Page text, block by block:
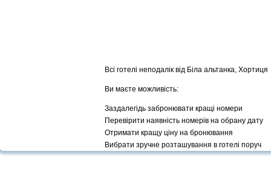
Всі готелі неподалік від Біла альтанка, Хортиця
Ви маєте можливість:
Заздалегідь забронювати кращі номери
Перевірити наявність номерів на обрану дату
Отримати кращу ціну на бронювання
Вибрати зручне розташування в готелі поруч